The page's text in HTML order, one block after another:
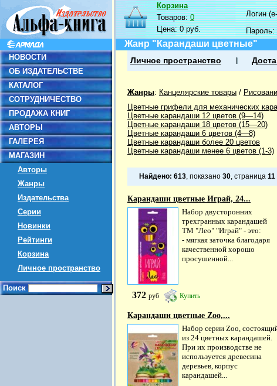
НОВОСТИ
ОБ ИЗДАТЕЛЬСТВЕ
КАТАЛОГ
СОТРУДНИЧЕСТВО
ПРОДАЖА КНИГ
АВТОРЫ
ГАЛЕРЕЯ
МАГАЗИН
Авторы
Жанры
Издательства
Серии
Новинки
Рейтинги
Корзина
Личное пространство
Поиск
Корзина
Товаров:0
Цена:0 руб.
Логин
Пароль:
Жанр "Карандаши цветные"
Личное пространство
Жанры: Канцелярские товары /
Цветные грифели для механических
Цветные карандаши 12 цветов (9—14)
Цветные карандаши 18 цветов (15—20)
Цветные карандаши 6 цветов (4—8)
Цветные карандаши более 20 цветов
Цветные карандаши менее 6 цветов (1-3)
Найдено: 613, показано 30, страница 11
Карандаши цветные Играй, 24...
Набор двусторонних
трехгранных карандашей
ТМ "Лео" "Играй" - это:
- мягкая заточка благодаря
качественной хорошо
просушенной...
372 руб Купить
Карандаши цветные Zoo,...
Набор серии Zoo,
из 24 цветных карандашей.
При их производстве не
используется древесина
деревьев, корпус
карандашей...